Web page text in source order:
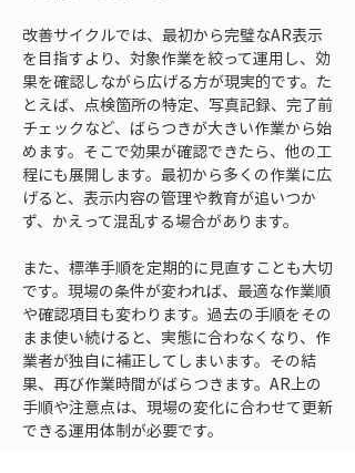
改善サイクルでは、最初から完璧なAR表示
を目指すより、対象作業を絞って運用し、効
果を確認しながら広げる方が現実的です。た
とえば、点検箇所の特定、写真記録、完了前
チェックなど、ばらつきが大きい作業から始
めます。そこで効果が確認できたら、他の工
程にも展開します。最初から多くの作業に広
げると、表示内容の管理や教育が追いつか
ず、かえって混乱する場合があります。
また、標準手順を定期的に見直すことも大切
です。現場の条件が変われば、最適な作業順
や確認項目も変わります。過去の手順をその
まま使い続けると、実態に合わなくなり、作
業者が独自に補正してしまいます。その結
果、再び作業時間がばらつきます。AR上の
手順や注意点は、現場の変化に合わせて更新
できる運用体制が必要です。